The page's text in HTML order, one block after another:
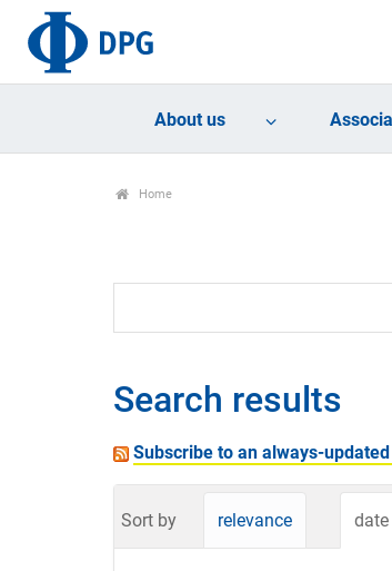
About us
Home
Search results
Subscribe to an always-
Sort by relevance